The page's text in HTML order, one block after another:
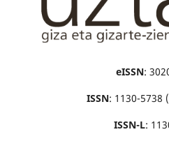
eISSN:
ISSN: 1130-5738
ISSN-L: